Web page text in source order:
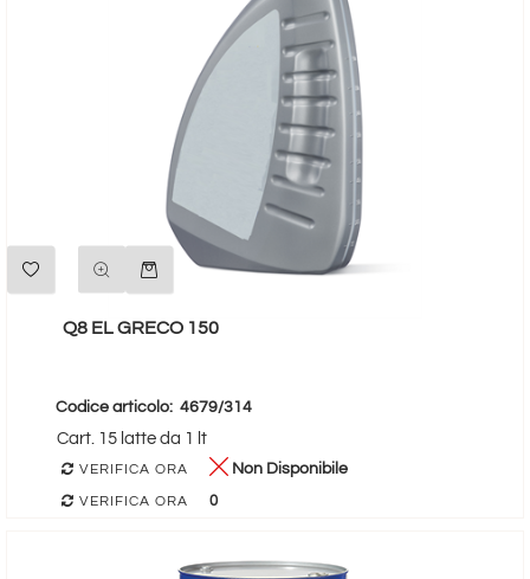
Quantità
Q8 EL GRECO 150
Codice articolo: 4679/314
Cart. 15 latte da 1 lt
VERIFICA ORA Non Disponibile
VERIFICA ORA 0